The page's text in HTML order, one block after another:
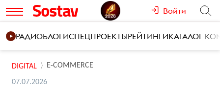
Войти
РАДИОБЛОГИСПЕЦПРОЕКТЫРЕЙТИНГИКАТАЛОГ
DIGITAL E-COMMERCE
07.07.2026